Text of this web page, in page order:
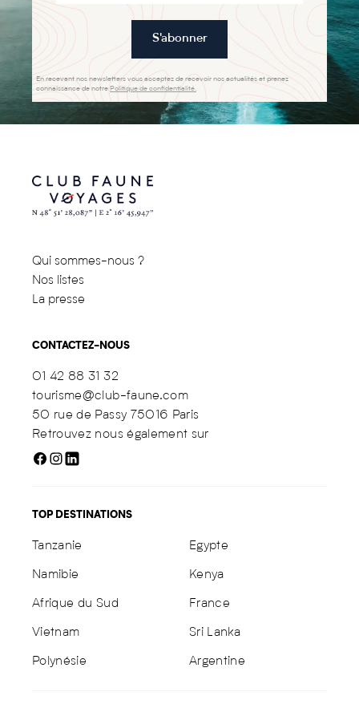
S'abonner
En recevant nos newsletters vous acceptez de recevoir nos actualités et prenez
connaissance de notre Politique de confidentialité.
Qui sommes-nous ?
Nos listes
La presse
CONTACTEZ-NOUS
01 42 88 31 32
tourisme@club-faune.com
50 rue de Passy 75016 Paris
Retrouvez nous également sur
TOP DESTINATIONS
Tanzanie Egypte
Namibie Kenya
Afrique du Sud France
Vietnam Sri Lanka
Polynésie Argentine